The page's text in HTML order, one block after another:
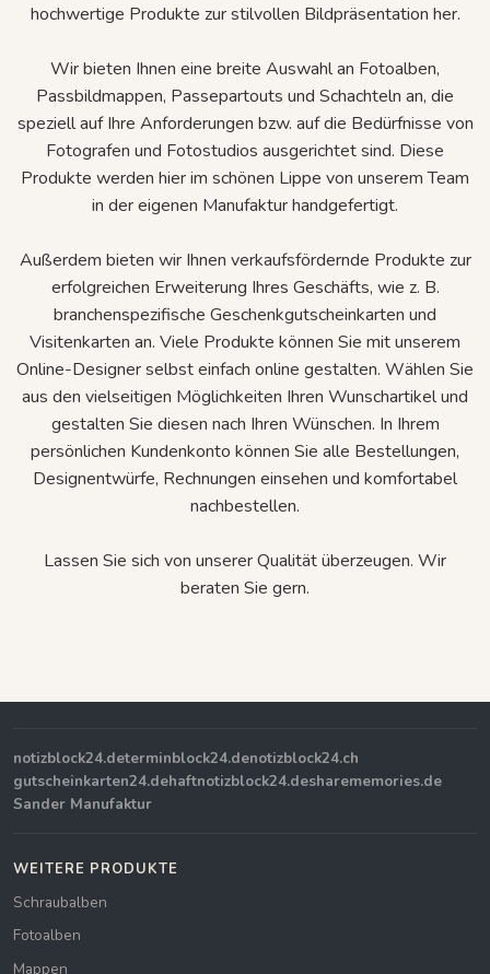
hochwertige Produkte zur stilvollen Bildpräsentation her.
Wir bieten Ihnen eine breite Auswahl an Fotoalben,
Passbildmappen, Passepartouts und Schachteln an, die
speziell auf Ihre Anforderungen bzw. auf die Bedürfnisse von
Fotografen und Fotostudios ausgerichtet sind. Diese
Produkte werden hier im schönen Lippe von unserem Team
in der eigenen Manufaktur handgefertigt.
Außerdem bieten wir Ihnen verkaufsfördernde Produkte zur
erfolgreichen Erweiterung Ihres Geschäfts, wie z. B.
branchenspezifische Geschenkgutscheinkarten und
Visitenkarten an. Viele Produkte können Sie mit unserem
Online-Designer selbst einfach online gestalten. Wählen Sie
aus den vielseitigen Möglichkeiten Ihren Wunschartikel und
gestalten Sie diesen nach Ihren Wünschen. In Ihrem
persönlichen Kundenkonto können Sie alle Bestellungen,
Designentwürfe, Rechnungen einsehen und komfortabel
nachbestellen.
Lassen Sie sich von unserer Qualität überzeugen. Wir
beraten Sie gern.
notizblock24.determinblock24.denotizblock24.ch
gutscheinkarten24.dehaftnotizblock24.desharememories.de
Sander Manufaktur
WEITERE PRODUKTE
Schraubalben
Fotoalben
Mappen